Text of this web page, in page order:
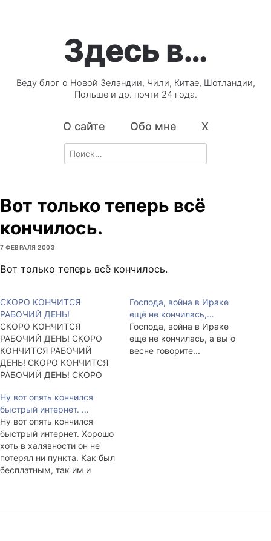
Здесь в…
Веду блог о Новой Зеландии, Чили, Китае, Шотландии,
Польше и др. почти 24 года.
О сайте Обо мне X
Search
for:
Вот только теперь всё
кончилось.
7 ФЕВРАЛЯ 2003
Вот только теперь всё кончилось.
СКОРО КОНЧИТСЯ
РАБОЧИЙ ДЕНЬ!
СКОРО КОНЧИТСЯ
РАБОЧИЙ ДЕНЬ! СКОРО
КОНЧИТСЯ РАБОЧИЙ
ДЕНЬ! СКОРО КОНЧИТСЯ
РАБОЧИЙ ДЕНЬ! СКОРО
ДЕНЬ! СКОРО КОНЧИТСЯ
РАБОЧИЙ ДЕНЬ! СКОРО
КОНЧИТСЯ РАБОЧИЙ
ДЕНЬ! СКОРО КОНЧИТСЯ
РАБОЧИЙ ДЕНЬ! СКОРО
КОНЧИТСЯ РАБОЧИЙ
ДЕНЬ! СКОРО КОНЧИТСЯ
Господа, война в Ираке
ещё не кончилась,…
Господа, война в Ираке
ещё не кончилась, а вы о
весне говорите...
Ну вот опять кончился
быстрый интернет. …
Ну вот опять кончился
быстрый интернет. Хорошо
хоть в халявности он не
потерял ни пункта. Как был
бесплатным, так им и